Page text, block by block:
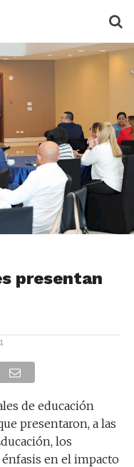
presentan
de educación
presentaron, a las
los
en el impacto